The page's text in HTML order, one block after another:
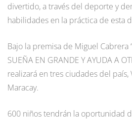
divertido, a través del deporte y
habilidades en la práctica de esta
Bajo la premisa de Miguel Cabrera
SUEÑA EN GRANDE Y AYUDA A
realizará en tres ciudades del país,
Maracay.
600 niños tendrán la oportunidad